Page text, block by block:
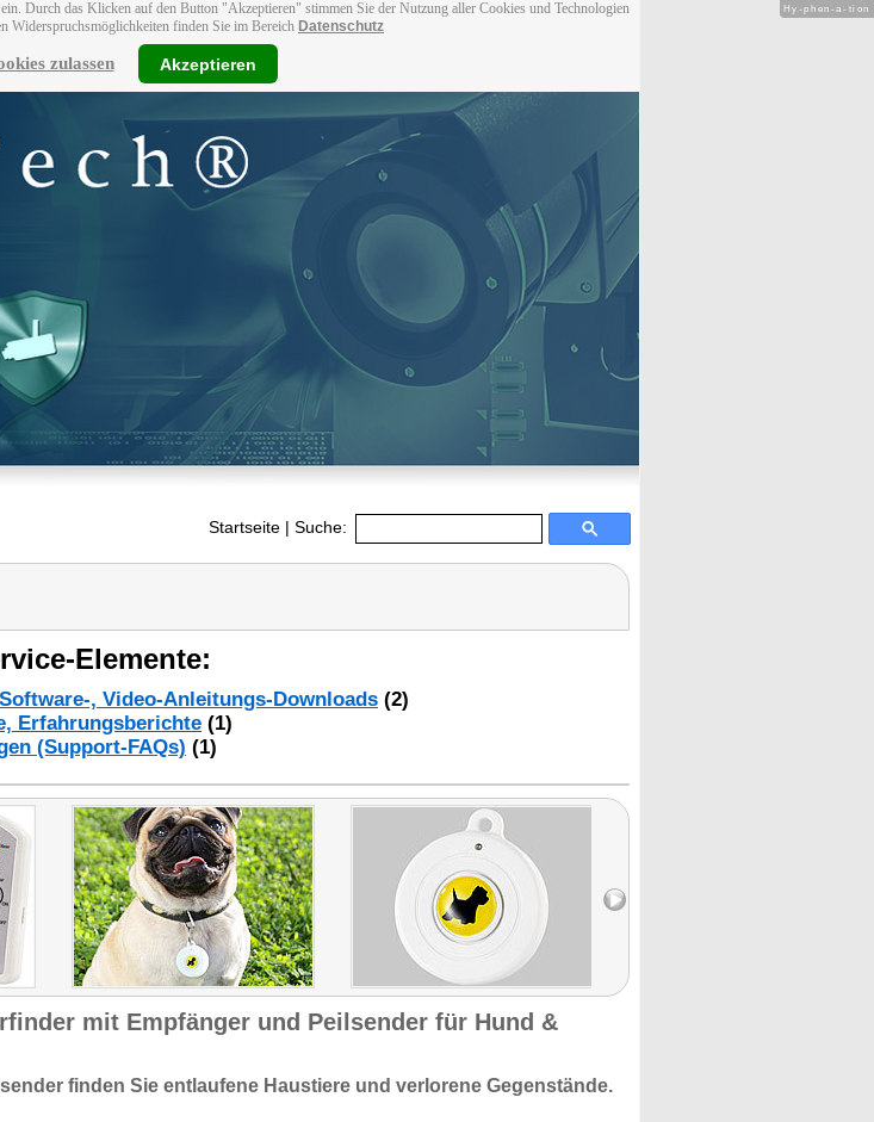
Durch das Klicken auf den Button "Akzeptieren" stimmen Sie der Nutzung aller Cookies und Technologien
Widerspruchsmöglichkeiten finden Sie im Bereich Datenschutz
zulassen Akzeptieren
Startseite | Suche:
Elemente:
, Video-Anleitungs-Downloads (2)
Erfahrungsberichte (1)
(Support-FAQs) (1)
mit Empfänger und Peilsender für Hund &
finden Sie entlaufene Haustiere und verlorene Gegenstände.
Hy-phen-a-tion